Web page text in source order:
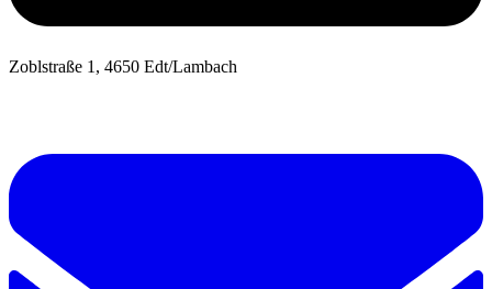
Zoblstraße 1, 4650 Edt/Lambach